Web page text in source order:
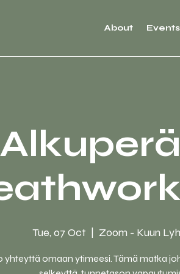
About Events
Tue, 07 Oct Zoom - Kuun
yhteyttä omaan ytimeesi. Tämä matka